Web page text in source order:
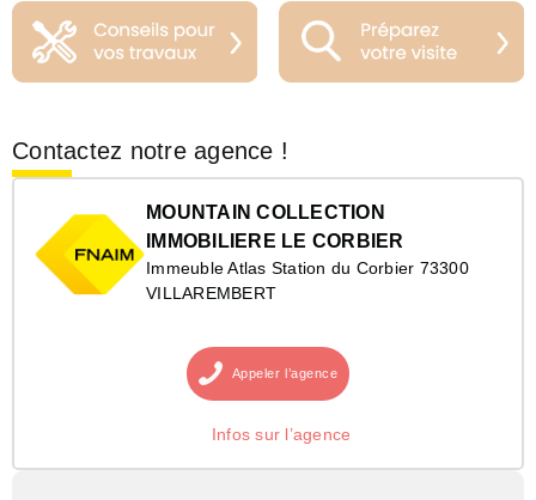
Contactez notre agence !
MOUNTAIN COLLECTION
IMMOBILIERE LE CORBIER
Immeuble Atlas Station du Corbier 73300
VILLAREMBERT
Appeler l’agence
Infos sur l’agence